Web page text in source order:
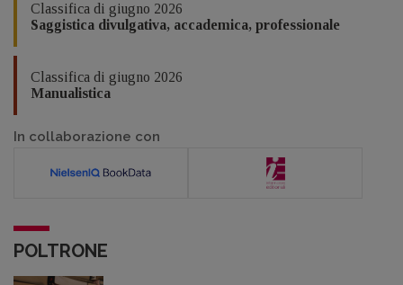
Classifica di giugno 2026
Saggistica divulgativa, accademica, professionale
Classifica di giugno 2026
Manualistica
In collaborazione con
POLTRONE